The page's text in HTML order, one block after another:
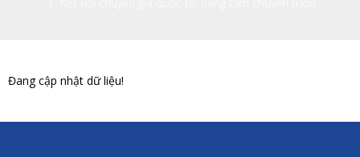
Đang cập nhật dữ liệu!